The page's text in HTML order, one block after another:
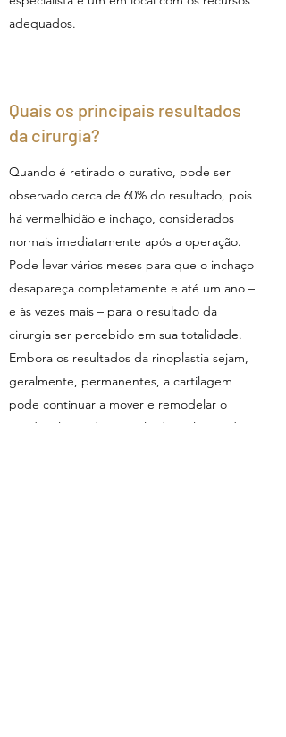
adequados.
Quais os principais resultados
da cirurgia?
Quando é retirado o curativo, pode ser
observado cerca de 60% do resultado, pois
há vermelhidão e inchaço, considerados
normais imediatamente após a operação.
Pode levar vários meses para que o inchaço
desapareça completamente e até um ano –
e às vezes mais – para o resultado da
cirurgia ser percebido em sua totalidade.
Embora os resultados da rinoplastia sejam,
geralmente, permanentes, a cartilagem
pode continuar a mover e remodelar o
tecido, alterando o resultado ao longo do